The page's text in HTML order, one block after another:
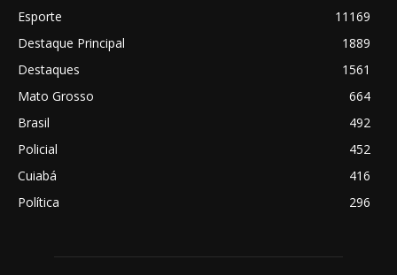
Esporte
11169
Destaque Principal
1889
Destaques
1561
Mato Grosso
664
Brasil
492
Policial
452
Cuiabá
416
Política
296